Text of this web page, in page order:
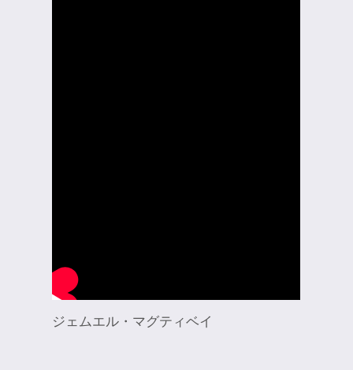
ジェムエル・マグティベイ